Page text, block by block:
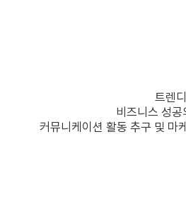
트렌
비즈니스 성
커뮤니케이션 활동 추구 및 마